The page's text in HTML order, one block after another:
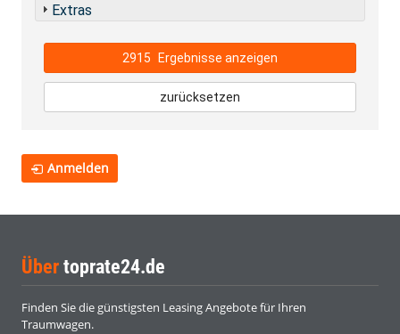
Extras
2915 Ergebnisse anzeigen
zurücksetzen
Anmelden
Über toprate24.de
Finden Sie die günstigsten Leasing Angebote für Ihren
Traumwagen.